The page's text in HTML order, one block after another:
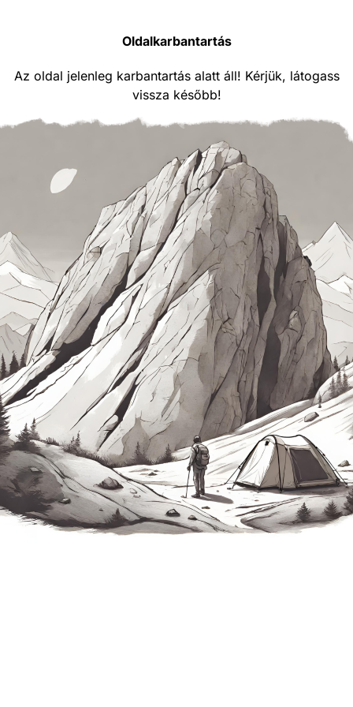
Oldalkarbantartás
Az oldal jelenleg karbantartás alatt áll! Kérjük, látogass
vissza később!